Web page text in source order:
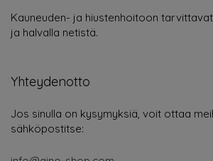
Kauneuden- ja hiustenhoitoon
ja halvalla netistä.
Yhteydenotto
Jos sinulla on kysymyksiä, voit ottaa
sähköpostitse: